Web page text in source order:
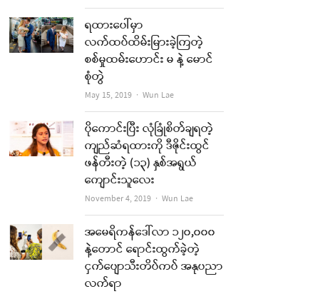
ရထားပေါ်မှာ
လက်ထပ်ထိမ်းမြားခဲ့ကြတဲ့
စစ်မှုထမ်းဟောင်း မ နဲ့ မောင်
စုံတွဲ
May 15, 2019 Author
Wun Lae
ပိုကောင်းပြီး လုံခြုံစိတ်ချရတဲ့
ကျည်ဆံရထားကို ဒီဇိုင်းထွင်
ဖန်တီးတဲ့ (၁၃) နှစ်အရွယ်
ကျောင်းသူလေး
November 4, 2019 Author
Wun Lae
အမေရိကန်ဒေါ်လာ ၁၂၀,၀၀၀
နဲ့တောင် ရောင်းထွက်ခဲ့တဲ့
ငှက်ပျောသီးတိပ်ကပ် အနုပညာ
လက်ရာ